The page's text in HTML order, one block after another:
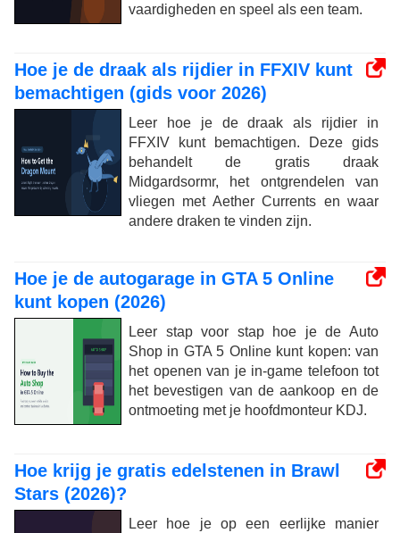
vaardigheden en speel als een team.
Hoe je de draak als rijdier in FFXIV kunt
bemachtigen (gids voor 2026)
Leer hoe je de draak als rijdier in
FFXIV kunt bemachtigen. Deze gids
behandelt de gratis draak
Midgardsormr, het ontgrendelen van
vliegen met Aether Currents en waar
andere draken te vinden zijn.
Hoe je de autogarage in GTA 5 Online
kunt kopen (2026)
Leer stap voor stap hoe je de Auto
Shop in GTA 5 Online kunt kopen: van
het openen van je in-game telefoon tot
het bevestigen van de aankoop en de
ontmoeting met je hoofdmonteur KDJ.
Hoe krijg je gratis edelstenen in Brawl
Stars (2026)?
Leer hoe je op een eerlijke manier